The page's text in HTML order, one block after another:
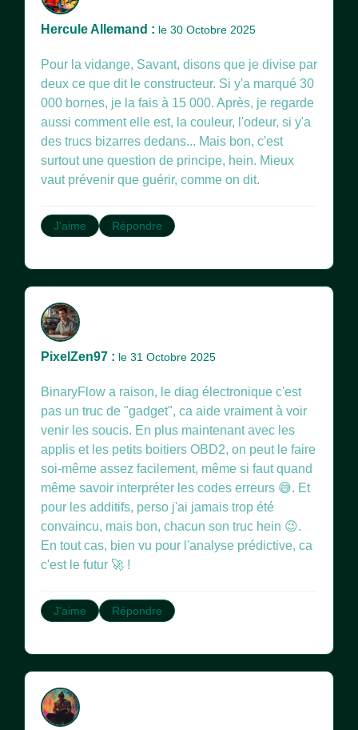
Hercule Allemand : le 30 Octobre 2025
Pour la vidange, Savant, disons que je divise par
deux ce que dit le constructeur. Si y'a marqué 30
000 bornes, je la fais à 15 000. Après, je regarde
aussi comment elle est, la couleur, l'odeur, si y'a
des trucs bizarres dedans... Mais bon, c'est
surtout une question de principe, hein. Mieux
vaut prévenir que guérir, comme on dit.
J'aime Répondre
PixelZen97 : le 31 Octobre 2025
BinaryFlow a raison, le diag électronique c'est
pas un truc de "gadget", ca aide vraiment à voir
venir les soucis. En plus maintenant avec les
applis et les petits boitiers OBD2, on peut le faire
soi-même assez facilement, même si faut quand
même savoir interpréter les codes erreurs 😅. Et
pour les additifs, perso j'ai jamais trop été
convaincu, mais bon, chacun son truc hein 😉.
En tout cas, bien vu pour l'analyse prédictive, ca
c'est le futur 🚀 !
J'aime Répondre